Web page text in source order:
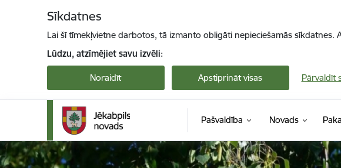
Sīkdatnes
Lai šī tīmekļvietne darbotos, tā izmanto obligāti nepieciešamās
Lūdzu, atzīmējiet savu izvēli:
Noraidīt Apstiprināt visas Pārvaldīt
Pašvaldība Novads
Jekabpils novada pašvaldība